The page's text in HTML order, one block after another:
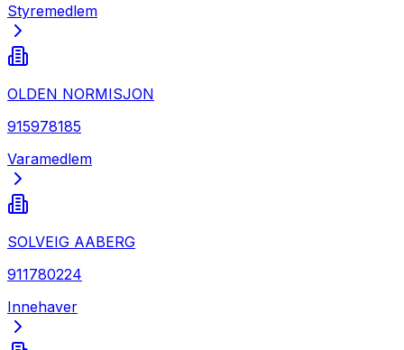
Styremedlem
OLDEN NORMISJON
915978185
Varamedlem
SOLVEIG AABERG
911780224
Innehaver